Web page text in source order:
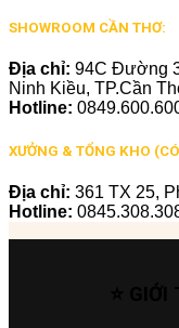
SHOWROOM CẦN THƠ:
Địa chỉ: 94C Đường
Ninh Kiều, TP.Cần
Hotline:
XƯỞNG & TỔNG KHO
Địa chỉ: 361 TX 25,
Hotline: